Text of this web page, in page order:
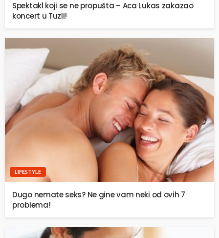
Spektakl koji se ne propušta – Aca Lukas zakazao
koncert u Tuzli!
LIFESTYLE
Dugo nemate seks? Ne gine vam neki od ovih 7
problema!